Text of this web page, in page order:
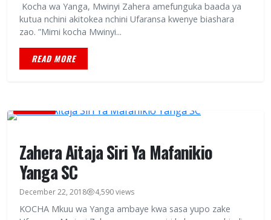
Kocha wa Yanga, Mwinyi Zahera amefunguka baada ya
kutua nchini akitokea nchini Ufaransa kwenye biashara
zao. ”Mimi kocha Mwinyi...
READ MORE
Zahera Aitaja Siri Ya Mafanikio
Yanga SC
December 22, 2018 4,590 views
KOCHA Mkuu wa Yanga ambaye kwa sasa yupo zake